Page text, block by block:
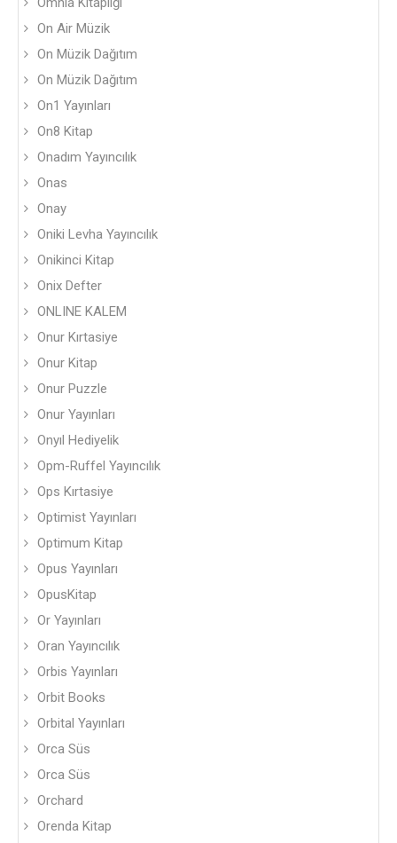
On Air Müzik
On Müzik Dağıtım
On Müzik Dağıtım
On1 Yayınları
On8 Kitap
Onadım Yayıncılık
Onas
Onay
Oniki Levha Yayıncılık
Onikinci Kitap
Onix Defter
ONLINE KALEM
Onur Kırtasiye
Onur Kitap
Onur Puzzle
Onur Yayınları
Onyıl Hediyelik
Opm-Ruffel Yayıncılık
Ops Kırtasiye
Optimist Yayınları
Optimum Kitap
Opus Yayınları
OpusKitap
Or Yayınları
Oran Yayıncılık
Orbis Yayınları
Orbit Books
Orbital Yayınları
Orca Süs
Orca Süs
Orchard
Orenda Kitap